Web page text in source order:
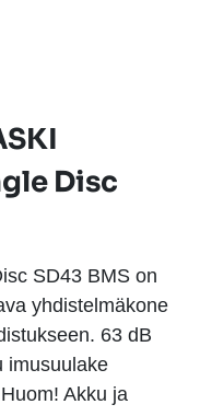
Disc
SD43 BMS on
yhdistelmäkone
63 dB
imusuulake
Akku ja